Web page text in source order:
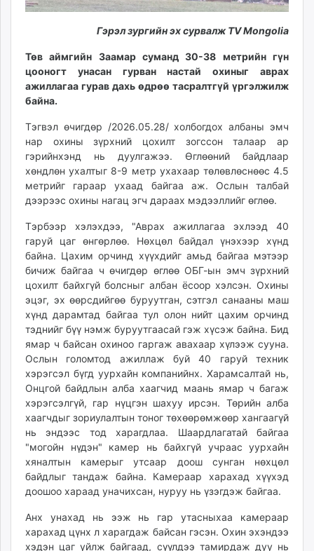
ergelt.mn
zuv.mn
mminfo.mn
ugluu.mn
unen.mn
asu.mn
shudarga.mn
shuurhai.mn
unuudur.mn
isee.mn
mglradio.com
fact.mn
itoim.mn
tumen.mn
shuum.mn
times.mn
tvmongolia.mn
mass.mn
unegui.mn
assa.mn
toim.mn
tac.mn
paparazzi.mn
unread.today
Гэрэл зургийн эх сурвалж TV Mongolia
Төв аймгийн Заамар суманд 30-38 метрийн гүн
цооногт унасан гурван настай охиныг аврах
ажиллагаа гурав дахь өдрөө тасралтгүй үргэлжилж
байна.
Тэгвэл өчигдөр /2026.05.28/ холбогдох албаны эмч
нар охины зүрхний цохилт зогссон талаар ар
гэрийнхэнд нь дуулгажээ. Өглөөний байдлаар
хөндлөн ухалтыг 8-9 метр ухахаар төлөвлөснөөс 4.5
метрийг гараар ухаад байгаа аж. Ослын талбай
дээрээс охины нагац эгч дараах мэдээллийг өглөө.
Тэрбээр хэлэхдээ, "Аврах ажиллагаа эхлээд 40
гаруй цаг өнгөрлөө. Нөхцөл байдал үнэхээр хүнд
байна. Цахим орчинд хүүхдийг амьд байгаа мэтээр
бичиж байгаа ч өчигдөр өглөө ОБГ-ын эмч зүрхний
цохилт байхгүй болсныг албан ёсоор хэлсэн. Охины
эцэг, эх өөрсдийгөө буруутган, сэтгэл санааны маш
хүнд дарамтад байгаа тул олон нийт цахим орчинд
тэднийг бүү нэмж буруутгаасай гэж хүсэж байна. Бид
ямар ч байсан охиноо гаргаж авахаар хүлээж сууна.
Ослын голомтод ажиллаж буй 40 гаруй техник
хэрэгсэл бүгд уурхайн компанийнх. Харамсалтай нь,
Онцгой байдлын алба хаагчид маань ямар ч багаж
хэрэгсэлгүй, гар нүцгэн шахуу ирсэн. Төрийн алба
хаагчдыг зориулалтын тоног төхөөрөмжөөр хангаагүй
нь эндээс тод харагдлаа. Шаардлагатай байгаа
"могойн нүдэн" камер нь байхгүй учраас уурхайн
хяналтын камерыг утсаар доош сунган нөхцөл
байдлыг тандаж байна. Камераар харахад хүүхэд
доошоо хараад уначихсан, нуруу нь үзэгдэж байгаа.
Анх унахад нь ээж нь гар утасныхаа камераар
харахад цүнх л харагдаж байсан гэсэн. Охин эхэндээ
хэдэн цаг уйлж байгаад, сүүлдээ тамирдаж дуу нь